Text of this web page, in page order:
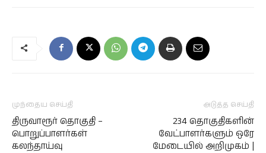
முந்தைய செய்தி
திருவாரூர் தொகுதி –
பொறுப்பாளர்கள்
கலந்தாய்வு
அடுத்த செய்தி
234 தொகுதிகளின்
வேட்பாளர்களும் ஒரே
மேடையில் அறிமுகம் |